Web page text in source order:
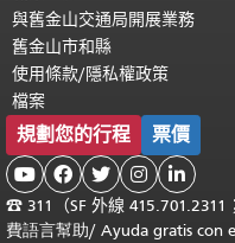
與舊金山交通局開展業務
舊金山市和縣
使用條款/隱私權政策
檔案
規劃您的行程 票價
    
☎ 311（SF 外線
費語言幫助/ Ayuda gratis con